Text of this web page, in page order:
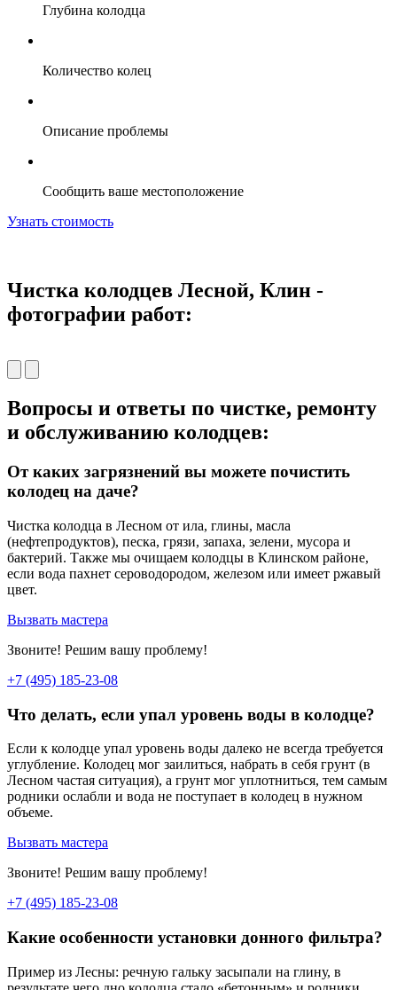
Глубина колодца
Количество колец
Описание проблемы
Сообщить ваше местоположение
Узнать стоимость
Чистка колодцев Лесной, Клин -
фотографии работ:
Вопросы и ответы по чистке, ремонту
и обслуживанию колодцев:
От каких загрязнений вы можете почистить
колодец на даче?
Чистка колодца в Лесном от ила, глины, масла
(нефтепродуктов), песка, грязи, запаха, зелени, мусора и
бактерий. Также мы очищаем колодцы в Клинском районе,
если вода пахнет сероводородом, железом или имеет ржавый
цвет.
Вызвать мастера
Звоните! Решим вашу проблему!
+7 (495) 185-23-08
Что делать, если упал уровень воды в колодце?
Если к колодце упал уровень воды далеко не всегда требуется
углубление. Колодец мог заилиться, набрать в себя грунт (в
Лесном частая ситуация), а грунт мог уплотниться, тем самым
родники ослабли и вода не поступает в колодец в нужном
объеме.
Вызвать мастера
Звоните! Решим вашу проблему!
+7 (495) 185-23-08
Какие особенности установки донного фильтра?
Пример из Лесны: речную гальку засыпали на глину, в